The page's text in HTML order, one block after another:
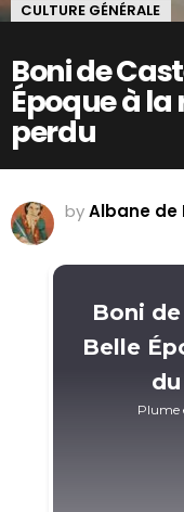
CULTURE GÉNÉRALE
Boni de
Époque à
perdu
byAlbane de